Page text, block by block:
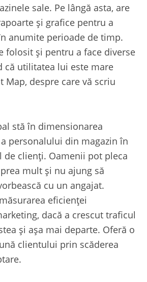
sale. Pe lângă asta, are
și grafice pentru a
anumite perioade de timp.
folosit și pentru a face diverse
că utilitatea lui este mare
Map, despre care vă scriu
stă în dimensionarea
personalului din magazin în
clienți. Oamenii pot pleca
mult și nu ajung să
cu un angajat.
eficienței
dacă a crescut traficul
și așa mai departe. Oferă o
clientului prin scăderea